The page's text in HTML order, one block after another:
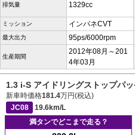
排気量 1329cc
ミッション インパネCVT
最大出力 95ps/6000rpm
生産期間
2012年08月～201
4年03月
1.3 i-S アイドリングストップパ
新車時価格181.4万円(税込)
JC08
19.6km/L
満タンでどこまで走る？